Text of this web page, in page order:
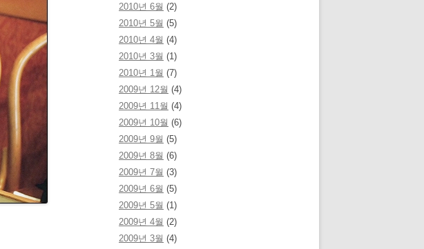
2010년 6월 (2)
2010년 5월 (5)
2010년 4월 (4)
2010년 3월 (1)
2010년 1월 (7)
2009년 12월 (4)
2009년 11월 (4)
2009년 10월 (6)
2009년 9월 (5)
2009년 8월 (6)
2009년 7월 (3)
2009년 6월 (5)
2009년 5월 (1)
2009년 4월 (2)
2009년 3월 (4)